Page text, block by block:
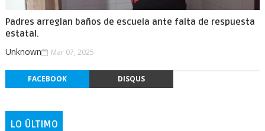
Padres arreglan baños de escuela ante falta de respuesta
estatal.
Unknown Mar 07, 2025
FACEBOOK DISQUS
LO ÚLTIMO